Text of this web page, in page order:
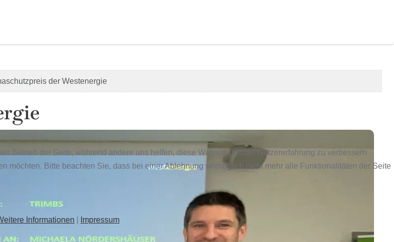
der Westenergie
Betrieb der Seite, während andere uns helfen, diese Website und die Nutzererfahrung zu verbessern
möchten. Bitte beachten Sie, dass bei einer Ablehnung womöglich nicht mehr alle Funktionalitäten der Seite
Informationen
Impressum